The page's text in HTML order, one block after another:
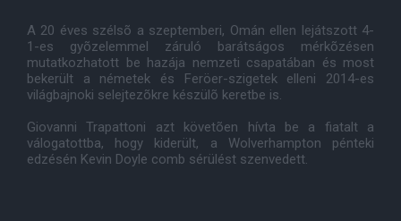
A 20 éves szélsõ a szeptemberi, Omán ellen lejátszott 4-
1-es gyõzelemmel záruló barátságos mérkõzésen
mutatkozhatott be hazája nemzeti csapatában és most
bekerült a németek és Feröer-szigetek elleni 2014-es
világbajnoki selejtezõkre készülõ keretbe is.
Giovanni Trapattoni azt követõen hívta be a fiatalt a
válogatottba, hogy kiderült, a Wolverhampton pénteki
edzésén Kevin Doyle comb sérülést szenvedett.